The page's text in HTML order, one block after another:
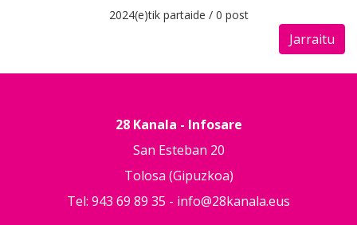
2024(e)tik partaide / 0 post
Jarraitu
28 Kanala - Infosare
San Esteban 20
Tolosa (Gipuzkoa)
Tel: 943 69 89 35 - info@28kanala.eus